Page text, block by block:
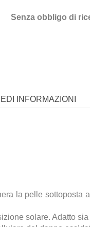
Senza obbligo di
INFORMAZIONI
la pelle
solare. Adatto